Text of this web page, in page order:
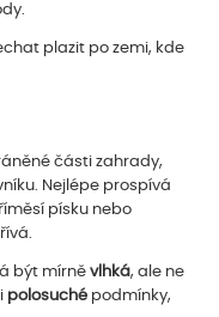
plazit po zemi, kde
části zahrady,
Nejlépe prospívá
písku nebo
být mírněvlhká, ale ne
polosuché podmínky,